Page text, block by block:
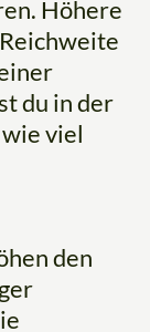
Höhere
du in der
viel
den